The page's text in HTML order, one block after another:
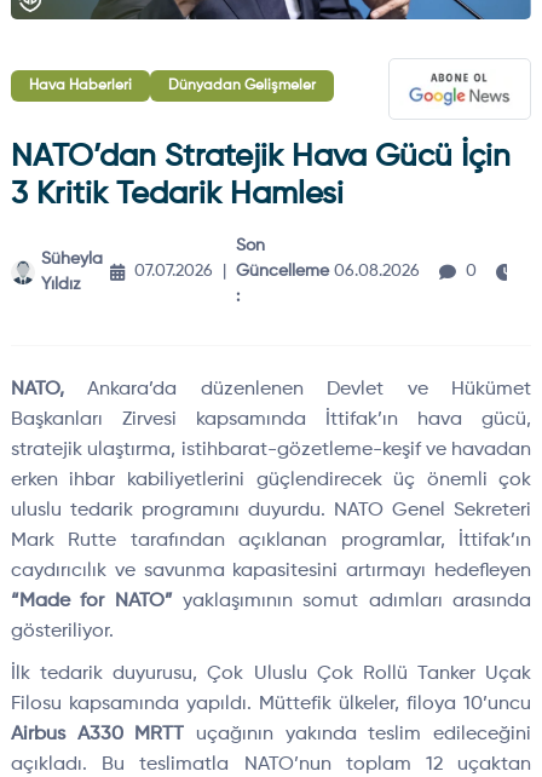
Hava Haberleri Dünyadan Gelişmeler
NATO’dan Stratejik Hava Gücü İçin
3 Kritik Tedarik Hamlesi
Süheyla
Yıldız
07.07.2026
Son
Güncelleme
:
06.08.2026 0
NATO,Ankara’da düzenlenen Devlet ve Hükümet
Başkanları Zirvesi kapsamında İttifak’ın hava gücü,
stratejik ulaştırma, istihbarat-gözetleme-keşif ve havadan
erken ihbar kabiliyetlerini güçlendirecek üç önemli çok
uluslu tedarik programını duyurdu. NATO Genel Sekreteri
Mark Rutte tarafından açıklanan programlar, İttifak’ın
caydırıcılık ve savunma kapasitesini artırmayı hedefleyen
“Made for NATO” yaklaşımının somut adımları arasında
gösteriliyor.
İlk tedarik duyurusu, Çok Uluslu Çok Rollü Tanker Uçak
Filosu kapsamında yapıldı. Müttefik ülkeler, filoya 10’uncu
Airbus A330 MRTT uçağının yakında teslim edileceğini
açıkladı. Bu teslimatla NATO’nun toplam 12 uçaktan